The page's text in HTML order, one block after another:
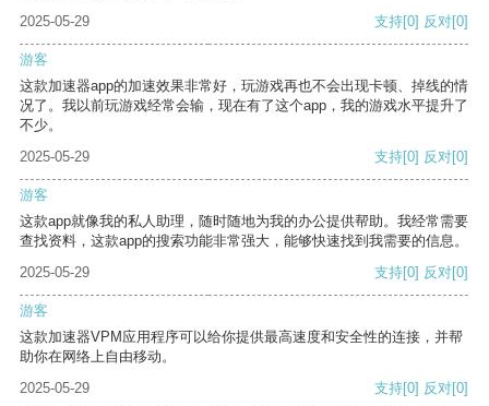
2025-05-29
支持[0] 反对[0]
游客
这款加速器app的加速效果非常好，玩游戏再也不会出现卡顿、掉线的情
况了。我以前玩游戏经常会输，现在有了这个app，我的游戏水平提升了
不少。
2025-05-29
支持[0] 反对[0]
游客
这款app就像我的私人助理，随时随地为我的办公提供帮助。我经常需要
查找资料，这款app的搜索功能非常强大，能够快速找到我需要的信息。
2025-05-29
支持[0] 反对[0]
游客
这款加速器VPM应用程序可以给你提供最高速度和安全性的连接，并帮
助你在网络上自由移动。
2025-05-29
支持[0] 反对[0]